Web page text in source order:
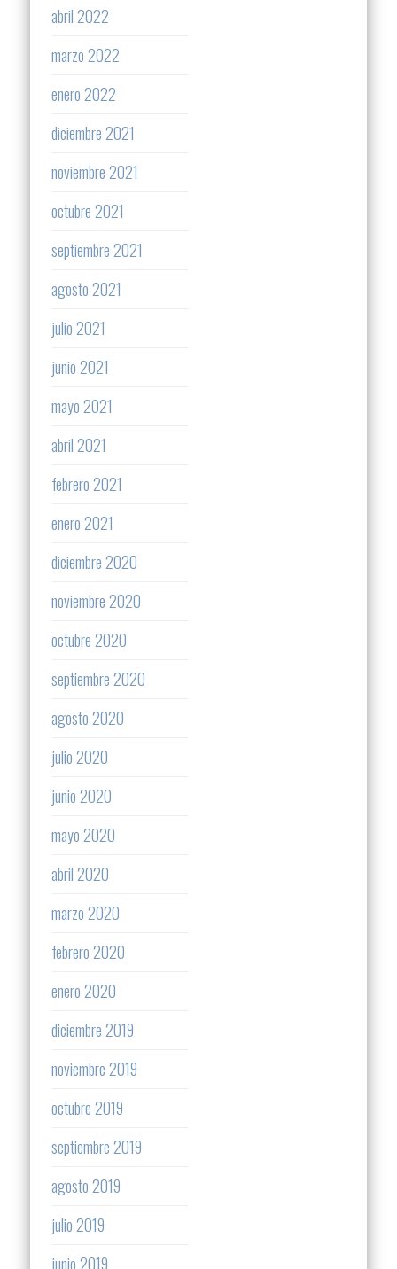
abril 2022
marzo 2022
enero 2022
diciembre 2021
noviembre 2021
octubre 2021
septiembre 2021
agosto 2021
julio 2021
junio 2021
mayo 2021
abril 2021
febrero 2021
enero 2021
diciembre 2020
noviembre 2020
octubre 2020
septiembre 2020
agosto 2020
julio 2020
junio 2020
mayo 2020
abril 2020
marzo 2020
febrero 2020
enero 2020
diciembre 2019
noviembre 2019
octubre 2019
septiembre 2019
agosto 2019
julio 2019
junio 2019